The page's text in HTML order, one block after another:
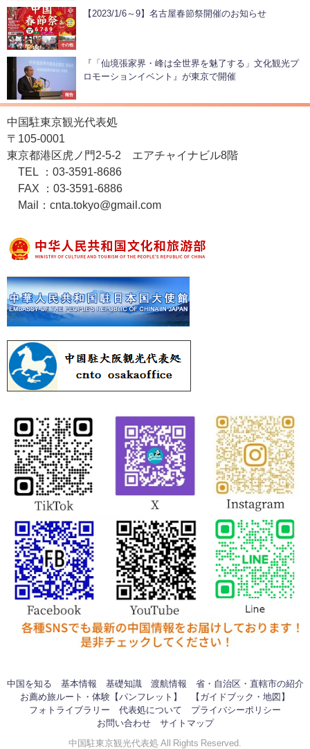
その他
【2023/1/6～9】名古屋春節祭開催のお知らせ
報告
『「仙境張家界・峰は全世界を魅了する」文化観光プ
ロモーションイベント』が東京で開催
中国駐東京観光代表処
〒105-0001
東京都港区虎ノ門2-5-2 エアチャイナビル8階
TEL ：03-3591-8686
FAX ：03-3591-6886
Mail：cnta.tokyo@gmail.com
中国を知る 基本情報 基礎知識 渡航情報
省・自治区・直轄市の紹介
お薦め旅ルート・体験【パンフレット】
【ガイドブック・地図】
フォトライブラリー
代表処について
プライバシーポリシー
お問い合わせ
サイトマップ
中国駐東京観光代表処 All Rights Reserved.